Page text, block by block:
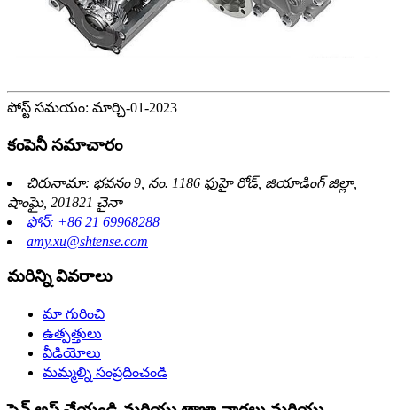
పోస్ట్ సమయం: మార్చి-01-2023
కంపెనీ సమాచారం
చిరునామా: భవనం 9, నం. 1186 ఫుహై రోడ్, జియాడింగ్ జిల్లా,
షాంఘై, 201821 చైనా
ఫోన్: +86 21 69968288
amy.xu@shtense.com
మరిన్ని వివరాలు
మా గురించి
ఉత్పత్తులు
వీడియోలు
మమ్మల్ని సంప్రదించండి